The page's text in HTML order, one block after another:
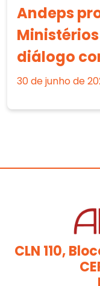
Andeps
diálogo
30 de junho de
CLN 110,